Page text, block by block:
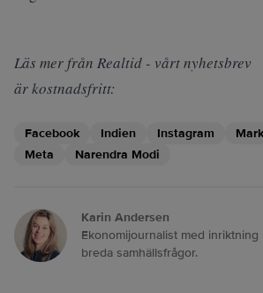
Läs mer från Realtid - vårt nyhetsbrev
är kostnadsfritt:
Facebook Indien Instagram
Meta
Narendra Modi
Karin Andersen
Ekonomijournalist med inriktning
breda samhällsfrågor.